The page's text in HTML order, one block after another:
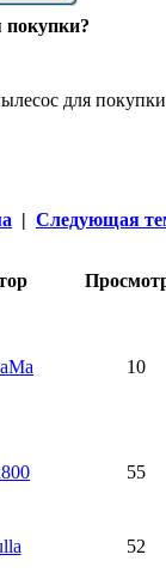
для
| Следующая
10
55
52